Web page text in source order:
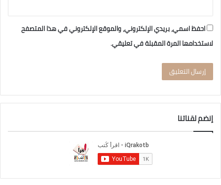
احفظ اسمي، بريدي الإلكتروني، والموقع الإلكتروني في هذا المتصفح
لاستخدامها المرة المقبلة في تعليقي.
إنضم لقناتنا